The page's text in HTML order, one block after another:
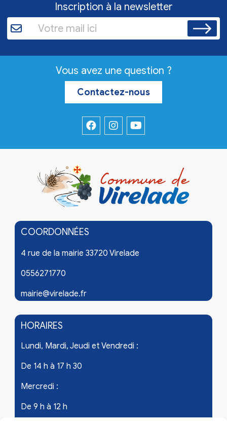
Inscription à la newsletter
Vous avez une question ?
Contactez-nous
COORDONNÉES
4 rue de la mairie 33720 Virelade
0556271770
mairie@virelade.fr
HORAIRES
Lundi, Mardi, Jeudi et Vendredi :
De 14 h à 17 h 30
Mercredi :
De 9 h à 12 h